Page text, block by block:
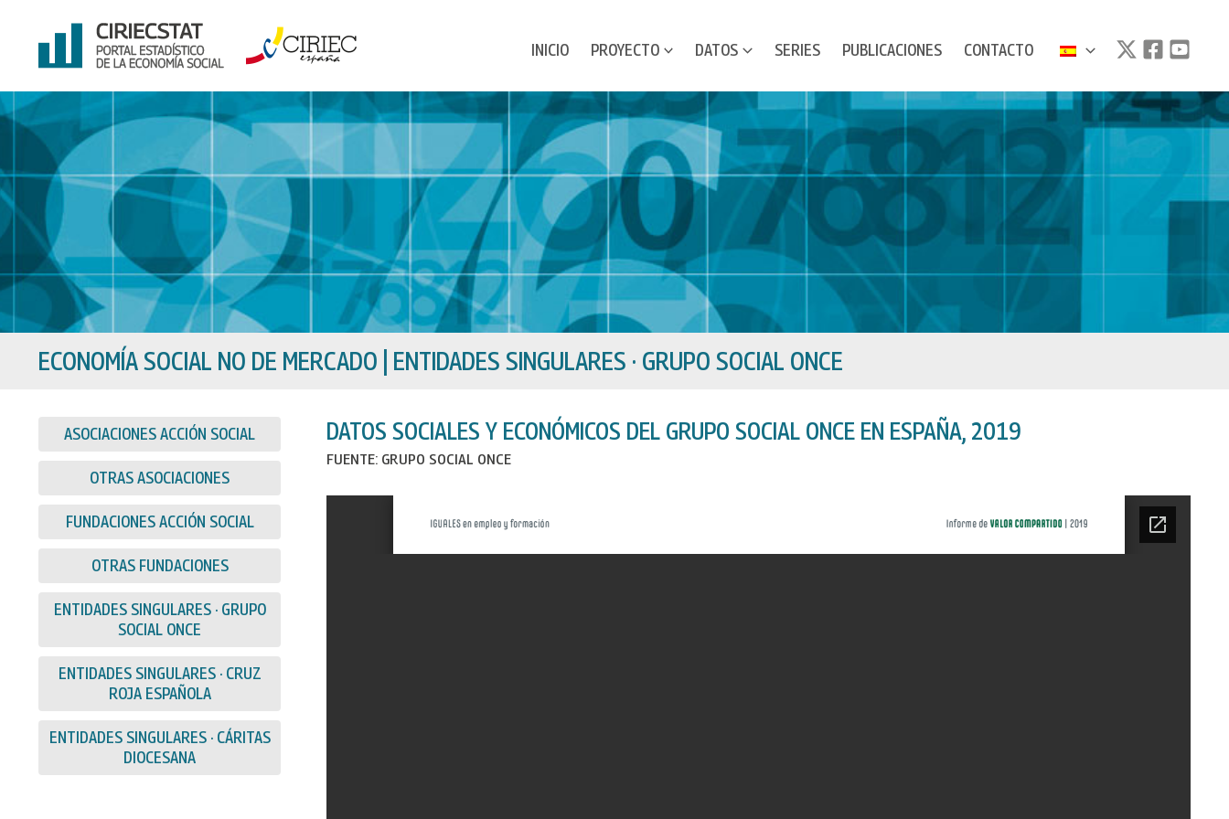
INICIO PROYECTO DATOS SERIES PUBLICACIONES CONTACTO
ECONOMÍA SOCIAL NO DE MERCADO ENTIDADES SINGULARES · GRUPO SOCIAL ONCE
ASOCIACIONES ACCIÓN SOCIAL
OTRAS ASOCIACIONES
FUNDACIONES ACCIÓN SOCIAL
OTRAS FUNDACIONES
ENTIDADES SINGULARES · GRUPO
SOCIAL ONCE
ENTIDADES SINGULARES · CRUZ
ROJA ESPAÑOLA
ENTIDADES SINGULARES · CÁRITAS
DIOCESANA
DATOS SOCIALES Y ECONÓMICOS DEL GRUPO SOCIAL ONCE EN ESPAÑA, 2019
FUENTE: GRUPO SOCIAL ONCE